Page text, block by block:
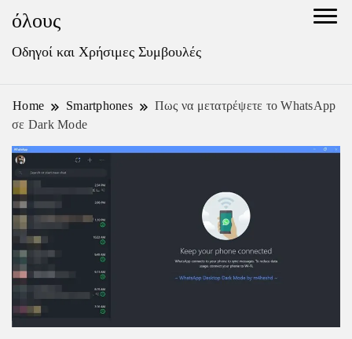
όλους
Οδηγοί και Χρήσιμες Συμβουλές
Home Smartphones
Πως να μετατρέψετε το WhatsApp
σε Dark Mode